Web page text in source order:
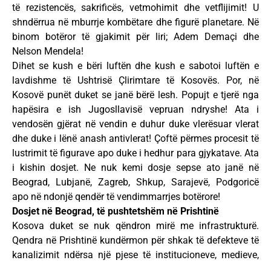
të rezistencës, sakrificës, vetmohimit dhe vetflijimit! U
shndërrua në mburrje kombëtare dhe figurë planetare. Në
binom botëror të gjakimit për liri; Adem Demaçi dhe
Nelson Mendela!
Dihet se kush e bëri luftën dhe kush e sabotoi luftën e
lavdishme të Ushtrisë Çlirimtare të Kosovës. Por, në
Kosovë punët duket se janë bërë lesh. Popujt e tjerë nga
hapësira e ish Jugosllavisë vepruan ndryshe! Ata i
vendosën gjërat në vendin e duhur duke vlerësuar vlerat
dhe duke i lënë anash antivlerat! Çoftë përmes procesit të
lustrimit të figurave apo duke i hedhur para gjykatave. Ata
i kishin dosjet. Ne nuk kemi dosje sepse ato janë në
Beograd, Lubjanë, Zagreb, Shkup, Sarajevë, Podgoricë
apo në ndonjë qendër të vendimmarrjes botërore!
Dosjet në Beograd, të pushtetshëm në Prishtinë
Kosova duket se nuk qëndron mirë me infrastrukturë.
Qendra në Prishtinë kundërmon për shkak të defekteve të
kanalizimit ndërsa një pjese të institucioneve, medieve,